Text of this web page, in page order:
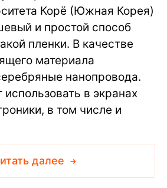
Корё (Южная Корея)
и простой способ
пленки. В качестве
материала
нанопровода.
в экранах
в том числе и
далее